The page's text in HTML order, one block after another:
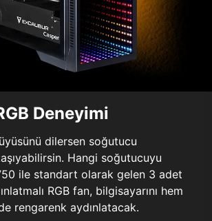
Deneyimi
dilersen soğutucu
Hangi soğutucuyu
ile standart olarak gelen 3 adet
RGB fan, bilgisayarını hem
rengarenk aydınlatacak.